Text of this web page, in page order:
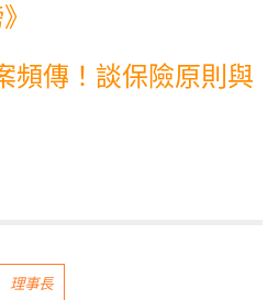
頻傳！談保險原則與
理事長